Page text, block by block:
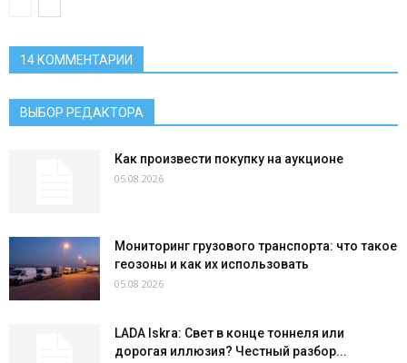
14 КОММЕНТАРИИ
ВЫБОР РЕДАКТОРА
Как произвести покупку на аукционе
05.08.2026
Мониторинг грузового транспорта: что такое
геозоны и как их использовать
05.08.2026
LADA Iskra: Свет в конце тоннеля или
дорогая иллюзия? Честный разбор...